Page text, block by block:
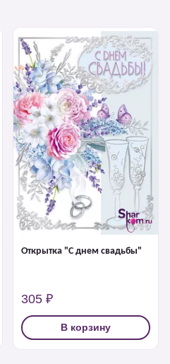
Открытка "С днем свадьбы"
305 ₽
В корзину